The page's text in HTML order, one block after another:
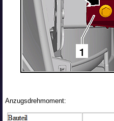
Anzugsdrehmoment: